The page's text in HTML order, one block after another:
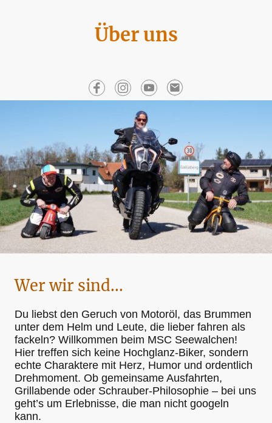
Über uns
Wer wir sind...
Du liebst den Geruch von Motoröl, das Brummen
unter dem Helm und Leute, die lieber fahren als
fackeln? Willkommen beim MSC Seewalchen!
Hier treffen sich keine Hochglanz-Biker, sondern
echte Charaktere mit Herz, Humor und ordentlich
Drehmoment. Ob gemeinsame Ausfahrten,
Grillabende oder Schrauber-Philosophie – bei uns
geht’s um Erlebnisse, die man nicht googeln
kann.